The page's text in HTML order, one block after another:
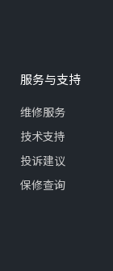
服务与支持
维修服务
技术支持
投诉建议
保修查询